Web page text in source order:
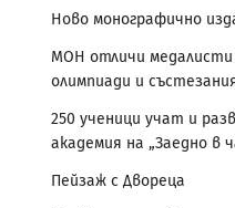
Ново монографично
МОН отличи
олимпиади и
250 ученици учат и
академия на „Заедно в
Пейзаж с Двореца